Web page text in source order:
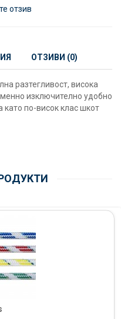
отзив
ОТЗИВИ (0)
разтегливост, висока
изключително удобно
по-висок клас шкот